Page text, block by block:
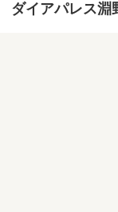
ダイアパレス淵